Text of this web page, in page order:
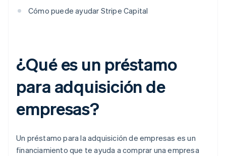
Cómo puede ayudar Stripe Capital
¿Qué es un préstamo
para adquisición de
empresas?
Un préstamo para la adquisición de empresas es un
financiamiento que te ayuda a comprar una empresa